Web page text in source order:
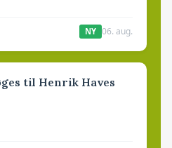
NY 06. aug.
til Henrik Haves